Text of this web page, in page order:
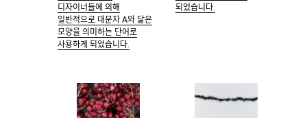
디자이너들에 의해
일반적으로 대문자 A와 닮은
모양을 의미하는 단어로
사용하게 되었습니다.
되었습니다.